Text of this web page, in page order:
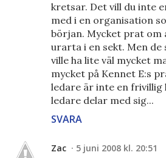
kretsar. Det vill du inte
med i en organisation
början. Mycket prat om
urarta i en sekt. Men
ville ha lite väl mycket
mycket på Kennet E:s
ledare är inte en frivillig
ledare delar med sig...
SVARA
Zac 5 juni 2008 kl. 20:51